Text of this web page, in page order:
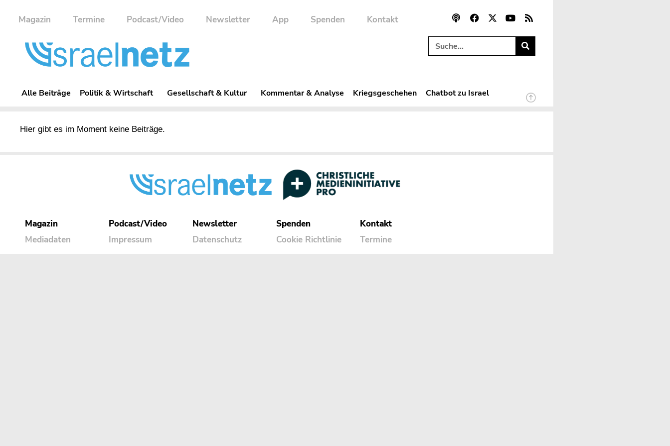
Magazin Termine Podcast/Video Newsletter App Spenden Kontakt
Alle Beiträge Politik & Wirtschaft Gesellschaft & Kultur Kommentar & Analyse Kriegsgeschehen Chatbot zu Israel
Hier gibt es im Moment keine Beiträge.
Magazin
Mediadaten
Podcast/Video
Impressum
Newsletter
Datenschutz
Spenden
Cookie Richtlinie
Kontakt
Termine